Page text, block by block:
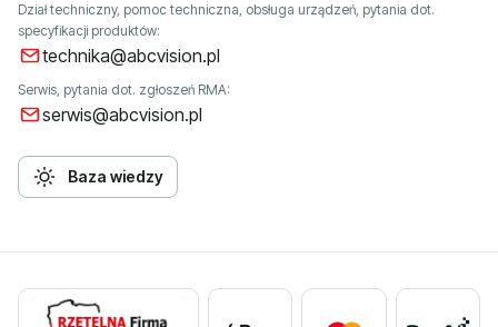
Dział techniczny, pomoc techniczna, obsługa urządzeń, pytania dot.
specyfikacji produktów:
technika@abcvision.pl
Serwis, pytania dot. zgłoszeń RMA:
serwis@abcvision.pl
Baza wiedzy